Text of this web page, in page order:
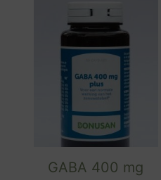
GABA 400 mg